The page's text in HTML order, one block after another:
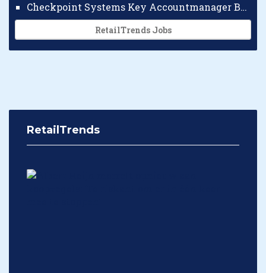
Checkpoint Systems Key Accountmanager Benelux
RetailTrends Jobs
RetailTrends